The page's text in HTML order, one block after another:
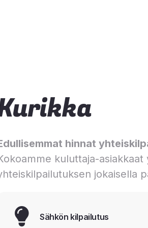
hinnat
kuluttaja-
jokaisella
Sähkön kilpailutus